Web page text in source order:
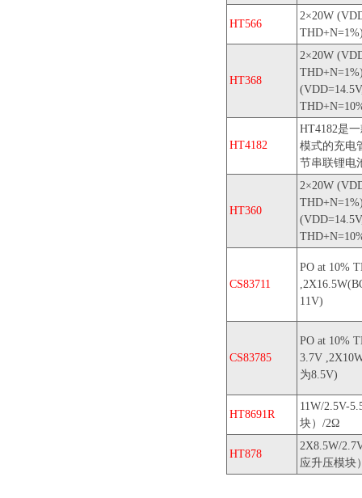
HT566
2×20W
HT368
2×20W
HT4182
HT4182是
模式的充电
节串联锂电
HT360
2×20W
CS83711
PO at 10%
11V)
CS83785
PO at 10%
3.7V
为8.5V)
HT8691R
11W/2.5V-
块）/2Ω
HT878
2X8.5W/
应升压模块